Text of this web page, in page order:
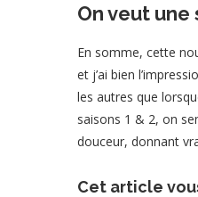
On veut une
En somme, cette
et j’ai bien
les autres que
saisons 1 & 2, on
douceur, donnant
Cet article